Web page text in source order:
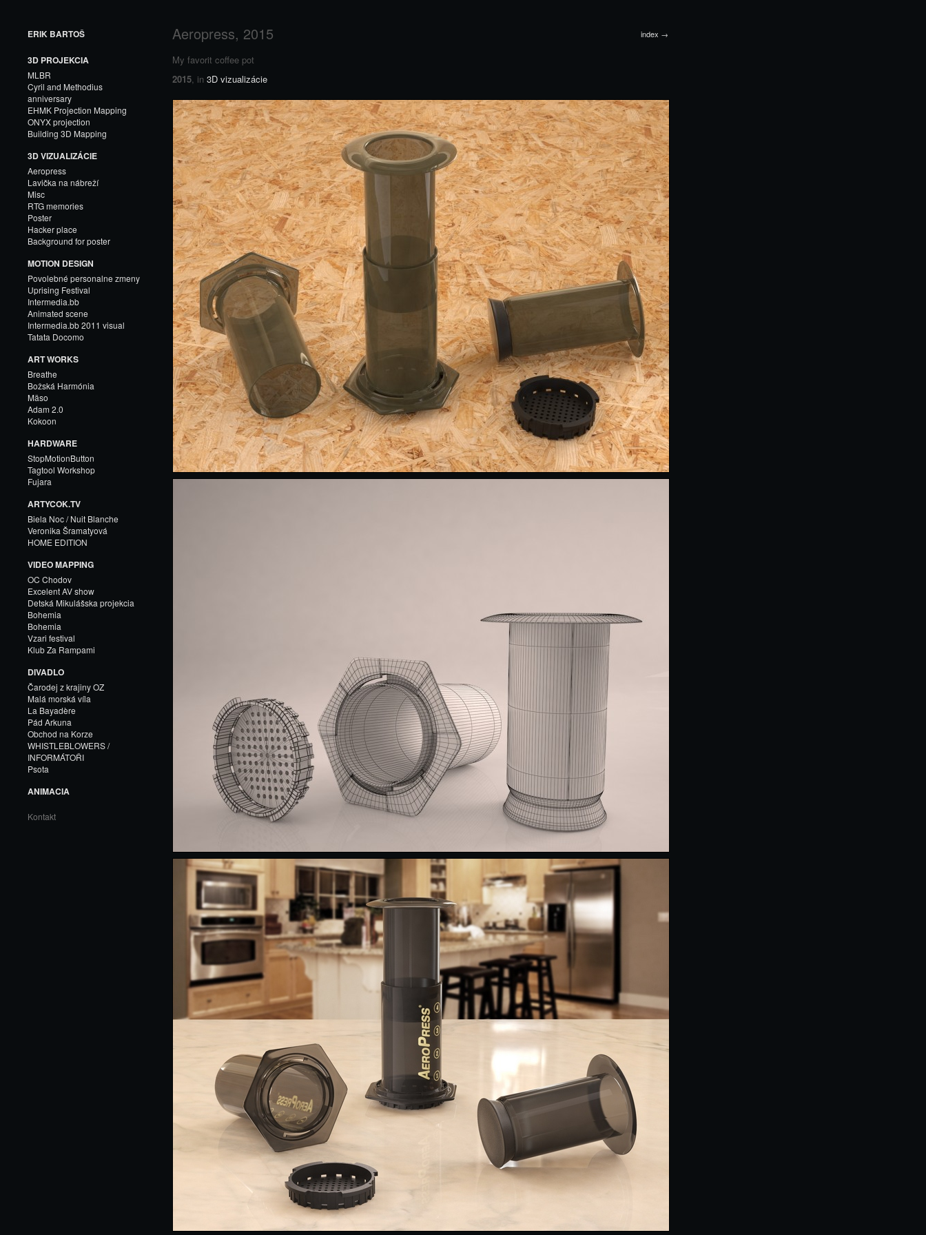
ERIK BARTOŠ
3D PROJEKCIA
MLBR
Cyril and Methodius
anniversary
EHMK Projection Mapping
ONYX projection
Building 3D Mapping
3D VIZUALIZÁCIE
Aeropress
Lavička na nábreží
Misc
RTG memories
Poster
Hacker place
Background for poster
MOTION DESIGN
Povolebné personalne zmeny
Uprising Festival
Intermedia.bb
Animated scene
Intermedia.bb 2011 visual
Tatata Docomo
ART WORKS
Breathe
Božská Harmónia
Mäso
Adam 2.0
Kokoon
HARDWARE
StopMotionButton
Tagtool Workshop
Fujara
ARTYCOK.TV
Biela Noc / Nuit Blanche
Veronika Šramatyová
HOME EDITION
VIDEO MAPPING
OC Chodov
Excelent AV show
Detská Mikulášska projekcia
Bohemia
Bohemia
Vzari festival
Klub Za Rampami
DIVADLO
Čarodej z krajiny OZ
Malá morská víla
La Bayadère
Pád Arkuna
Obchod na Korze
WHISTLEBLOWERS /
INFORMÁTOŘI
Psota
ANIMACIA
Kontakt
index →
Aeropress, 2015
My favorit coffee pot
2015, in 3D vizualizácie